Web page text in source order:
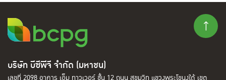
บริษัท บีซีพีจี จำกัด (มหาชน)